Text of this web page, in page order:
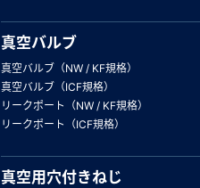
真空バルブ
真空バルブ（NW / KF規格）
真空バルブ（ICF規格）
リークポート（NW / KF規格）
リークポート（ICF規格）
真空用穴付きねじ